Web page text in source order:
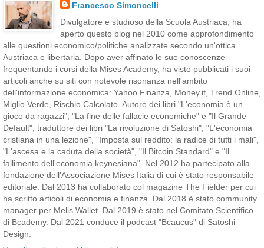
Francesco Simoncelli
Divulgatore e studioso della Scuola Austriaca, ha
aperto questo blog nel 2010 come approfondimento
alle questioni economico/politiche analizzate secondo un'ottica
Austriaca e libertaria. Dopo aver affinato le sue conoscenze
frequentando i corsi della Mises Academy, ha visto pubblicati i suoi
articoli anche su siti con notevole risonanza nell'ambito
dell'informazione economica: Yahoo Finanza, Money.it, Trend Online,
Miglio Verde, Rischio Calcolato. Autore dei libri "L'economia è un
gioco da ragazzi", "La fine delle fallacie economiche" e "Il Grande
Default"; traduttore dei libri "La rivoluzione di Satoshi", "L'economia
cristiana in una lezione", "Imposta sul reddito: la radice di tutti i mali",
"L'ascesa e la caduta della società", "Il Bitcoin Standard" e "Il
fallimento dell'economia keynesiana". Nel 2012 ha partecipato alla
fondazione dell'Associazione Mises Italia di cui è stato responsabile
editoriale. Dal 2013 ha collaborato col magazine The Fielder per cui
ha scritto articoli di economia e finanza. Dal 2018 è stato community
manager per Melis Wallet. Dal 2019 è stato nel Comitato Scientifico
di Bcademy. Dal 2021 conduce il podcast "Bcaucus" di Satoshi
Design.